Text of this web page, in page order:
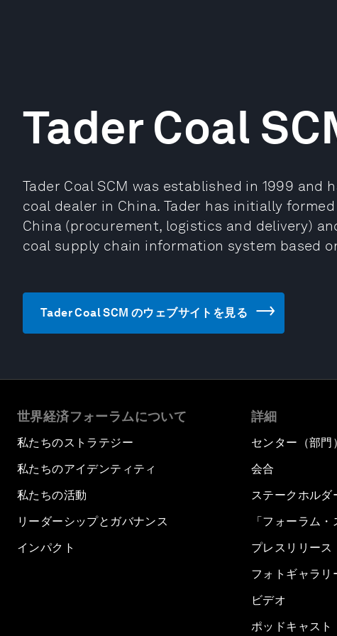
Tader Coal
Tader Coal SCM was established in 1999 and
coal dealer in China. Tader has initially
China (procurement, logistics and delivery)
coal supply chain information system based
Tader Coal SCM のウェブサイトを見る
世界経済フォーラムについて
私たちのストラテジー
私たちのアイデンティティ
私たちの活動
リーダーシップとガバナンス
インパクト
詳細
センター（部門）
会合
ステークホルダ
「フォーラム・
プレスリリース
フォトギャラリ
ビデオ
ポッドキャスト